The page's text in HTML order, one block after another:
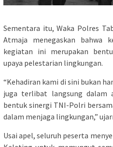
Sementara itu, Waka Polres
Atmaja menegaskan bahwa
kegiatan ini merupakan
upaya pelestarian lingkungan.
“Kehadiran kami di sini bukan
juga terlibat langsung dalam
bentuk sinergi TNI-Polri
dalam menjaga lingkungan,”
Usai apel, seluruh peserta